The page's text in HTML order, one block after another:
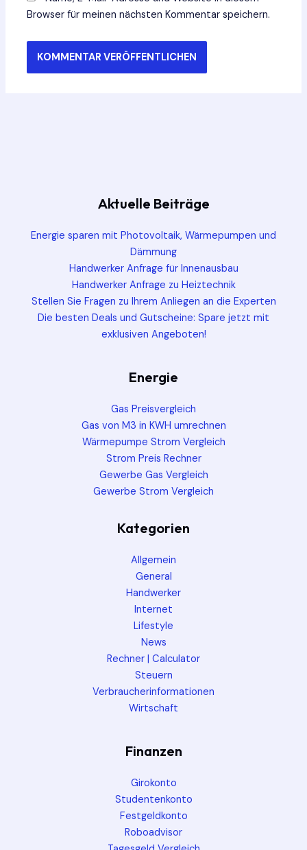
Browser für meinen nächsten Kommentar speichern.
Aktuelle Beiträge
Energie sparen mit Photovoltaik, Wärmepumpen und
Dämmung
Handwerker Anfrage für Innenausbau
Handwerker Anfrage zu Heiztechnik
Stellen Sie Fragen zu Ihrem Anliegen an die Experten
Die besten Deals und Gutscheine: Spare jetzt mit
exklusiven Angeboten!
Energie
Gas Preisvergleich
Gas von M3 in KWH umrechnen
Wärmepumpe Strom Vergleich
Strom Preis Rechner
Gewerbe Gas Vergleich
Gewerbe Strom Vergleich
Kategorien
Allgemein
General
Handwerker
Internet
Lifestyle
News
Rechner | Calculator
Steuern
Verbraucherinformationen
Wirtschaft
Finanzen
Girokonto
Studentenkonto
Festgeldkonto
Roboadvisor